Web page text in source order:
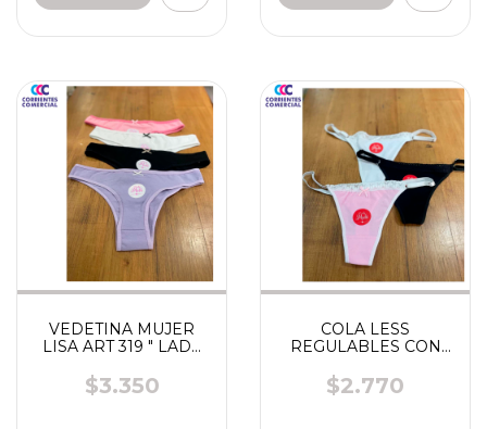
VEDETINA MUJER
LISA ART 319 " LADY
$3.350
COLA LESS
REGULABLES CON
LADY MICHI"
$2.770